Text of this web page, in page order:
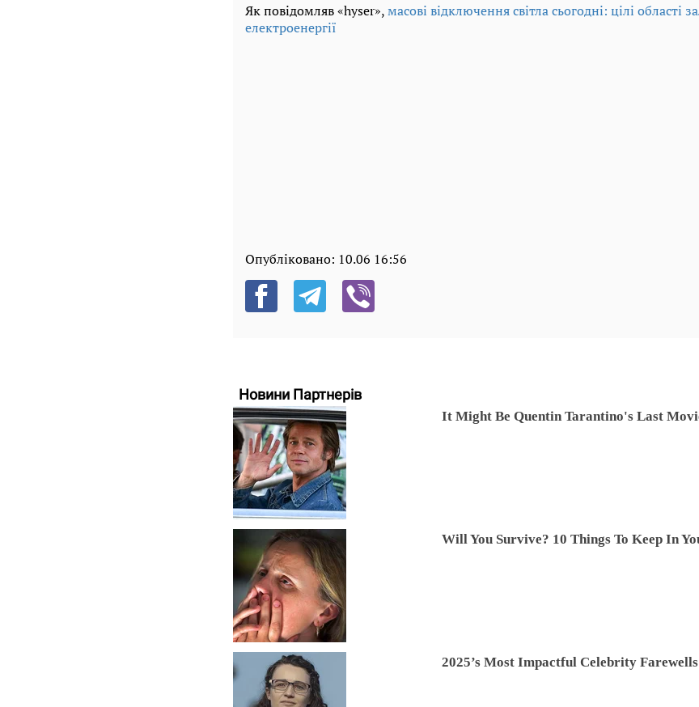
Як повідомляв «hyser»,масові відключення світла сьогодні: цілі області
електроенергії
Опубліковано: 10.06 16:56